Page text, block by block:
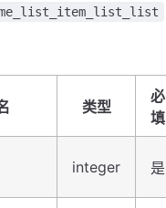
类型
必
填
integer 是